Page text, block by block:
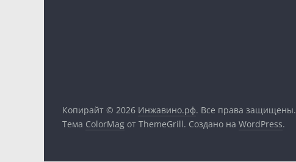
Копирайт © 2026 Инжавино.рф. Все права защищены.
Тема ColorMag от ThemeGrill. Создано на WordPress.